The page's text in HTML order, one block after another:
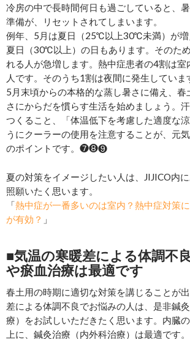
冷房の中で長時間何日も過ごしていると、
準備が、リセットされてしまいます。
例年、5月は夏日（25℃以上30℃未満）が増
夏日（30℃以上）の日もあります。そのた
れる人が急増します。熱中症患者の4割は室
人です。そのうち1割は夜間に発生していま
5月末頃からの本格的な蒸し暑さに備え、春
さにからだを慣らす生活を始めましょう。
つくること、「体温低下を考慮した適度な
うにクーラーの使用を注意することが、元
のポイントです。❼❽❾
夏の対策をイメージしたい人は、JIJICO内
照願いたく思います。
「熱中症が一番多いのは室内？熱中症対策
が有効？ 」
■気温の寒暖差による体調不
や瘀血治療は最適です
春土用の時期に適切な対策を講じることが
差による体調不良でお悩みの人は、是非鍼
療）をお試しいただきたく思います。内臓
上に、鍼灸治療（内外科治療）は最適です。